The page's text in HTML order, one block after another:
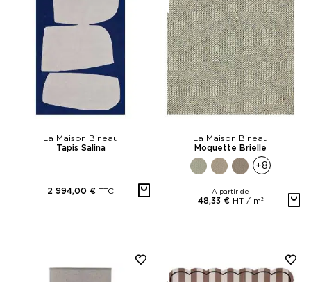
La Maison Bineau
Tapis Salina
2 994,00 € TTC
La Maison Bineau
Moquette Brielle
+8
A partir de
48,33 € HT / m²